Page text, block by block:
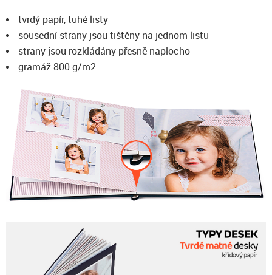
tvrdý papír, tuhé listy
sousední strany jsou tištěny na jednom listu
strany jsou rozkládány přesně naplocho
gramáž 800 g/m2